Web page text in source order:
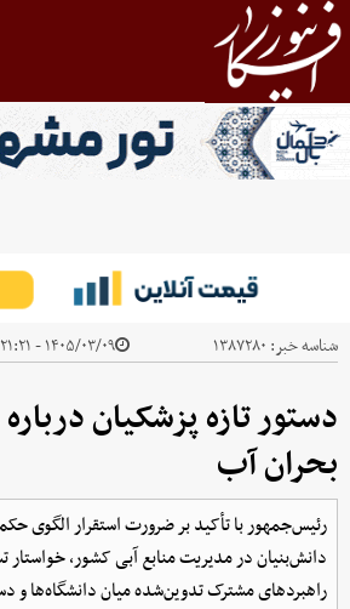
شناسه خبر: ۱۳۸۷۲۸۰ ۱۴۰۵/۰۳/۰۹ - ۲۱:۲۱
دستور تازه پزشکیان
بحران آب
رئیس‌جمهور با تأکید بر ضرورت استقرار الگوی
دانش‌بنیان در مدیریت منابع آبی کشور، خواستار
راهبردهای مشترک تدوین‌شده میان دانشگاه‌ها و